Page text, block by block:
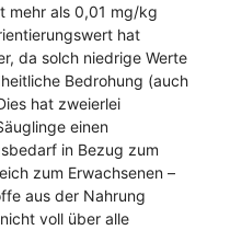
mehr als 0,01 mg/kg
hat
da solch niedrige Werte
Bedrohung (auch
hat zweierlei
einen
in Bezug zum
zum Erwachsenen –
aus der Nahrung
voll über alle